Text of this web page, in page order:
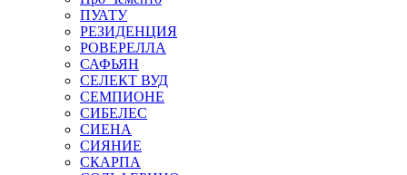
ПУАТУ
РЕЗИДЕНЦИЯ
РОВЕРЕЛЛА
САФЬЯН
СЕЛЕКТ ВУД
СЕМПИОНЕ
СИБЕЛЕС
СИЕНА
СИЯНИЕ
СКАРПА